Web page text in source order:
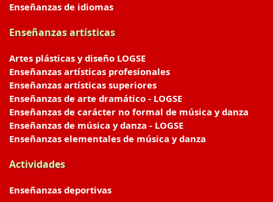
Enseñanzas de idiomas
Enseñanzas artísticas
Artes plásticas y diseño LOGSE
Enseñanzas artísticas profesionales
Enseñanzas artísticas superiores
Enseñanzas de arte dramático - LOGSE
Enseñanzas de carácter no formal de música y danza
Enseñanzas de música y danza - LOGSE
Enseñanzas elementales de música y danza
Actividades
Enseñanzas deportivas